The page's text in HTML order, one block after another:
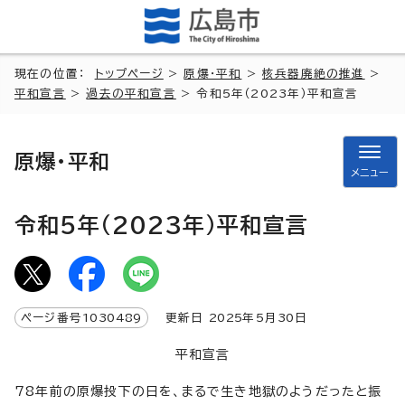
現在の位置： トップページ >原爆・平和 >核兵器廃絶の推進
>
平和宣言
>過去の平和宣言 > 令和5年（2023年）平和宣言
原爆・平和
メニュー
令和5年（2023年）平和宣言
ページ番号 1030489 更新日 2025年5月 30 日
平和宣言
78年前の原爆投下の日を、まるで生き地獄のようだったと振